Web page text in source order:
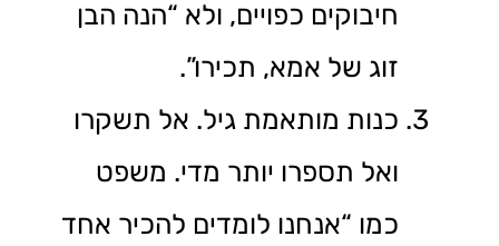
חיבוקים כפויים, ולא “הנה הבן
זוג של אמא, תכירו”.
כנות מותאמת גיל. אל תשקרו
ואל תספרו יותר מדי. משפט
כמו “אנחנו לומדים להכיר אחד